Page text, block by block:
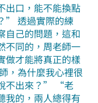
出口，能不能換點
” 透過實際的練
自己的問題，這和
不同的，周老師一
做才能將真正的樣
，為什麼我心裡很
不出來？” “老
我的，兩人總得有